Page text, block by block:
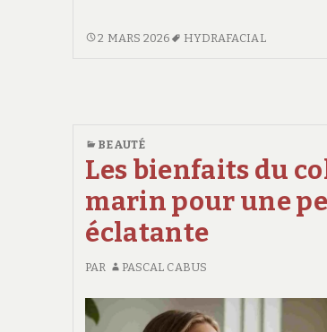
les
mieux
à
QUELS
HYDRAFACIAL
LES
MIEUX
NOTÉS
À
TOULOUSE
?
ENQUÊTE
2 MARS 2026 HYDRAFACIAL
BEAUTÉ
Les bienfaits du
marin pour une
éclatante
PAR PASCAL CABUS